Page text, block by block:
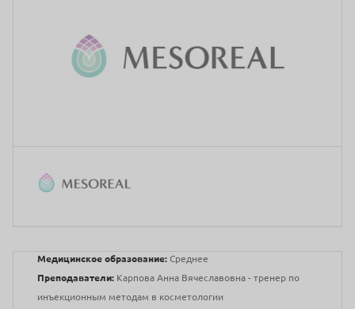
Медицинское образование: Среднее
Преподаватели: Карпова Анна Вячеславовна - тренер по
инъекционным методам в косметологии